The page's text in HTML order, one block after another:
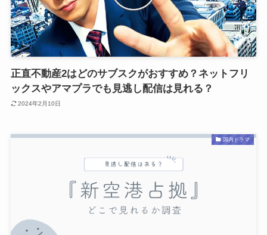
正直不動産2はどのサブスクがおすすめ？ネットフリ
ックスやアマプラでも見逃し配信は見れる？
2024年2月10日
国内ドラマ